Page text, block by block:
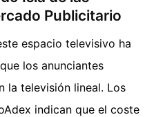
Publicitario
espacio televisivo ha
los anunciantes
la televisión lineal. Los
indican que el coste